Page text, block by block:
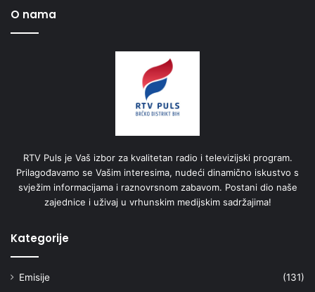
O nama
RTV Puls je Vaš izbor za kvalitetan radio i televizijski program.
Prilagođavamo se Vašim interesima, nudeći dinamično iskustvo s
svježim informacijama i raznovrsnom zabavom. Postani dio naše
zajednice i uživaj u vrhunskim medijskim sadržajima!
Kategorije
Emisije
(131)